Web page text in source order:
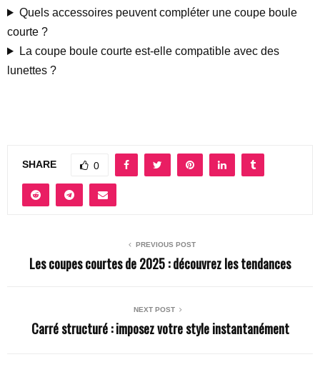
Quels accessoires peuvent compléter une coupe boule
courte ?
La coupe boule courte est-elle compatible avec des
lunettes ?
SHARE 0
PREVIOUS POST
Les coupes courtes de 2025 : découvrez les tendances
NEXT POST
Carré structuré : imposez votre style instantanément